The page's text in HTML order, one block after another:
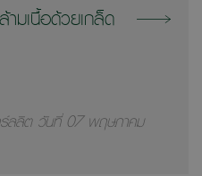
มเนื้อด้วยเกล็ด
ลลิต วันที่ 07 พฤษภาคม